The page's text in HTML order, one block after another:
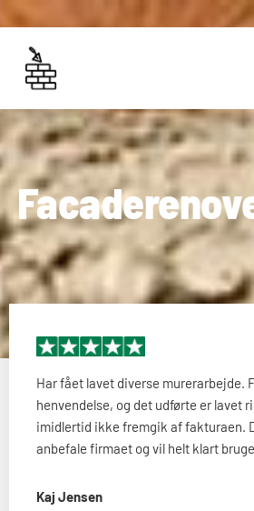
Har fået lavet diverse murerarbejde.
henvendelse, og det udførte er lavet
imidlertid ikke fremgik af fakturaen.
anbefale firmaet og vil helt klart
Kaj Jensen